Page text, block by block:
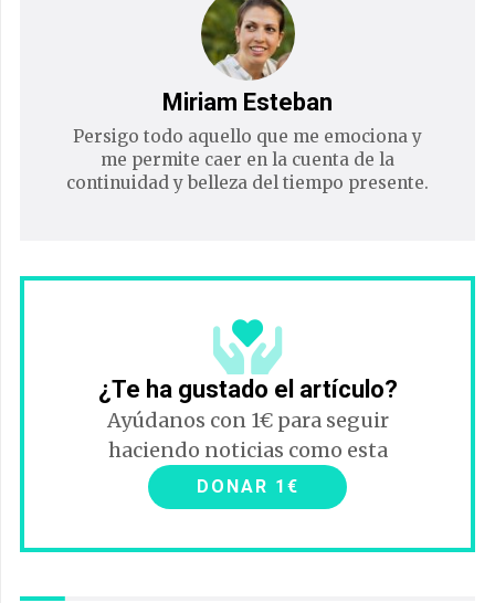
Miriam Esteban
Persigo todo aquello que me emociona y
me permite caer en la cuenta de la
continuidad y belleza del tiempo presente.
¿Te ha gustado el artículo?
Ayúdanos con 1€ para seguir
haciendo noticias como esta
DONAR 1€